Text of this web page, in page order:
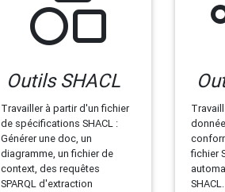
Outils SHACL
Travailler à partir d'un fichier
de spécifications SHACL :
Générer une doc, un
diagramme, un fichier de
context, des requêtes
SPARQL d'extraction
fichier
SHACL.